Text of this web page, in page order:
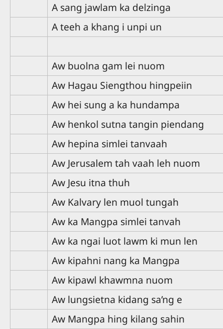
A sang jawlam ka delzinga
A teeh a khang i unpi un
Aw buolna gam lei nuom
Aw Hagau Siengthou hingpeiin
Aw hei sung a ka hundampa
Aw henkol sutna tangin piendang
Aw hepina simlei tanvaah
Aw Jerusalem tah vaah leh nuom
Aw Jesu itna thuh
Aw Kalvary len muol tungah
Aw ka Mangpa simlei tanvah
Aw ka ngai luot lawm ki mun len
Aw kipahni nang ka Mangpa
Aw kipawl khawmna nuom
Aw lungsietna kidang sa’ng e
Aw Mangpa hing kilang sahin